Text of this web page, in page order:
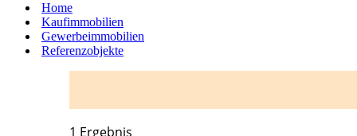
Home
Kaufimmobilien
Gewerbeimmobilien
Referenzobjekte
1 Ergebnis